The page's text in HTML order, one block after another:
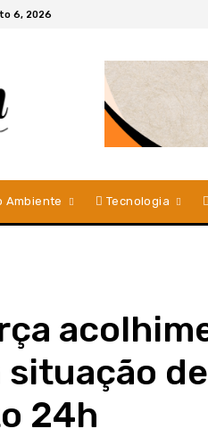
6, 2026
Ambiente Tecnologia
situação
24h